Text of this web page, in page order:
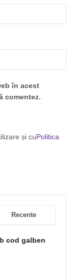
în acest
comentez.
și cuPolitica
Recente
cod galben